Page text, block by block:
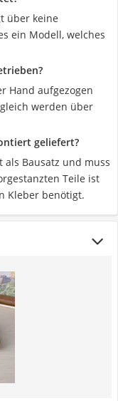
über keine
ein Modell, welches
Hand aufgezogen
werden über
geliefert?
als Bausatz und muss
Teile ist
Kleber benötigt.